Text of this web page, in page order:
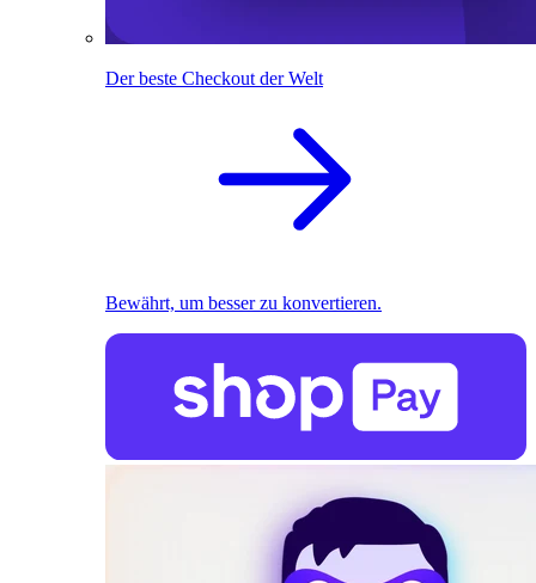
Der beste Checkout der Welt
Bewährt, um besser zu konvertieren.